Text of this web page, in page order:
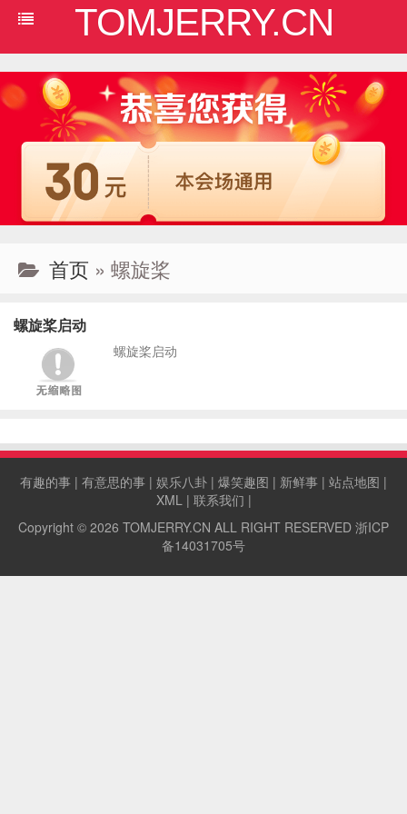
TOMJERRY.CN
首页 » 螺旋桨
螺旋桨启动
螺旋桨启动
有趣的事 | 有意思的事 | 娱乐八卦 | 爆笑趣图 | 新鲜事 | 站点地图 |
XML| 联系我们 |
Copyright © 2026 TOMJERRY.CN ALL RIGHT RESERVED 浙ICP
备14031705号